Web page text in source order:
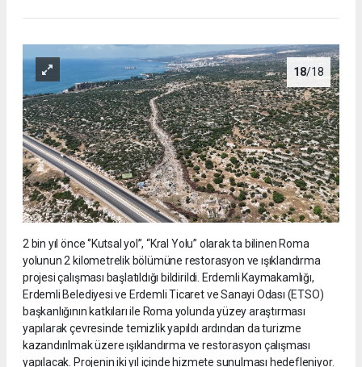
18/18
2 bin yıl önce ‘’Kutsal yol’’, “Kral Yolu” olarak ta bilinen Roma
yolunun 2 kilometrelik bölümüne restorasyon ve ışıklandırma
projesi çalışması başlatıldığı bildirildi. Erdemli Kaymakamlığı,
Erdemli Belediyesi ve Erdemli Ticaret ve Sanayi Odası (ETSO)
başkanlığının katkıları ile Roma yolunda yüzey araştırması
yapılarak çevresinde temizlik yapıldı ardından da turizme
kazandırılmak üzere ışıklandırma ve restorasyon çalışması
yapılacak. Projenin iki yıl içinde hizmete sunulması hedefleniyor.